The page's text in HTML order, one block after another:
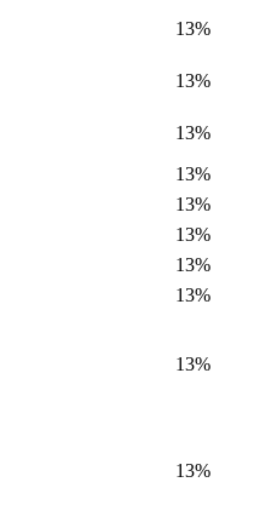
13%
13%
13%
13%
13%
13%
13%
13%
13%
13%